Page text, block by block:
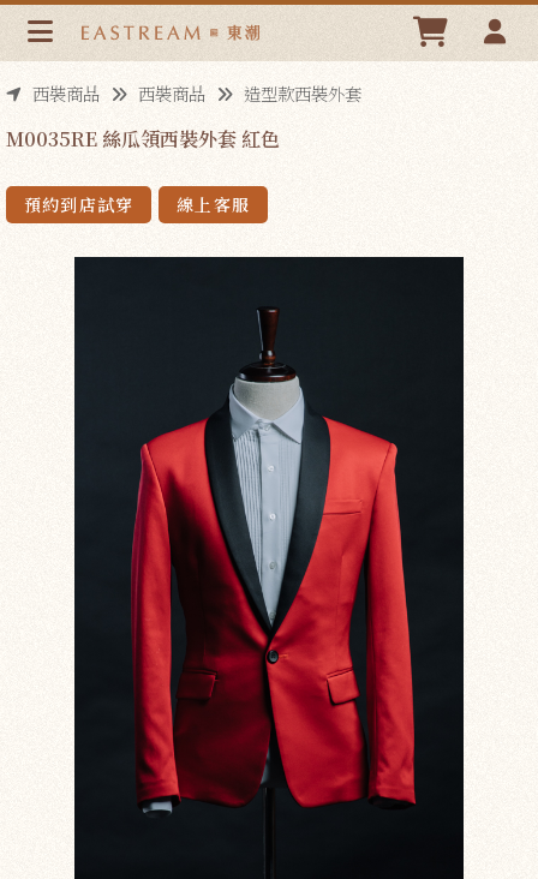
M0035RE 絲瓜領西裝外套 紅色 | 東潮時裝西服EASTREAM
西裝商品 西裝商品 造型款西裝外套
M0035RE 絲瓜領西裝外套 紅色
預約到店試穿 線上客服